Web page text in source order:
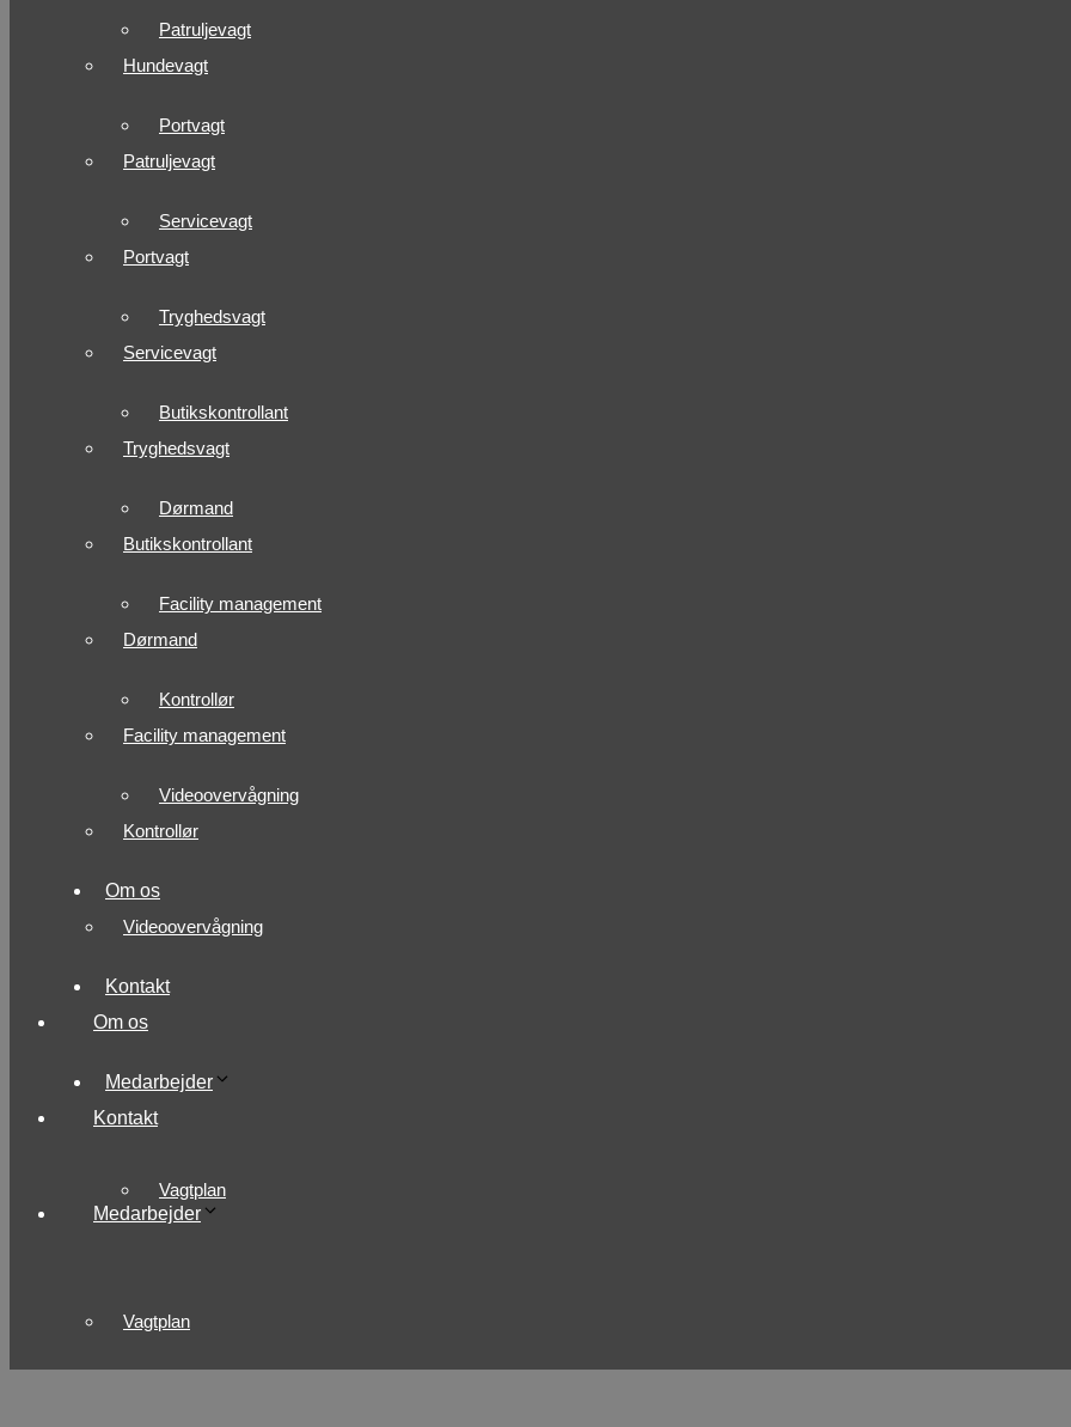
Patruljevagt
Portvagt
Servicevagt
Tryghedsvagt
Butikskontrollant
Dørmand
Facility management
Kontrollør
Videoovervågning
Om os
Kontakt
Medarbejder
Vagtplan
Hundevagt
Patruljevagt
Portvagt
Servicevagt
Tryghedsvagt
Butikskontrollant
Dørmand
Facility management
Kontrollør
Videoovervågning
Om os
Kontakt
Medarbejder
Vagtplan